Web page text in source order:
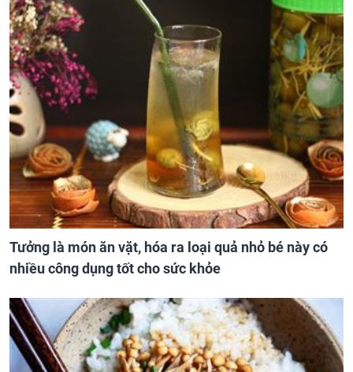
Tưởng là món ăn vặt, hóa ra loại quả nhỏ bé này có
nhiều công dụng tốt cho sức khỏe